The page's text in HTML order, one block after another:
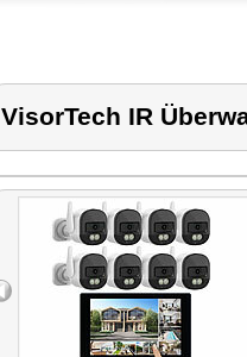
VisorTech IR